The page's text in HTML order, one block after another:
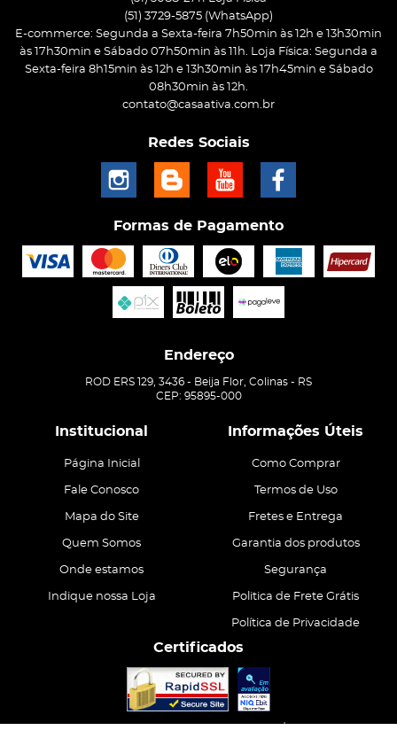
(51) 3729-5875 (WhatsApp)
E-commerce: Segunda a Sexta-feira 7h50min às 12h e 13h30min
às 17h30min e Sábado 07h50min às 11h. Loja Física: Segunda a
Sexta-feira 8h15min às 12h e 13h30min às 17h45min e Sábado
08h30min às 12h.
contato@casaativa.com.br
Redes Sociais
Formas de Pagamento
Endereço
ROD ERS 129, 3436 - Beija Flor, Colinas - RS
CEP: 95895-000
Institucional
Página Inicial
Fale Conosco
Mapa do Site
Quem Somos
Onde estamos
Indique nossa Loja
Informações Úteis
Como Comprar
Termos de Uso
Fretes e Entrega
Garantia dos produtos
Segurança
Politica de Frete Grátis
Política de Privacidade
Certificados